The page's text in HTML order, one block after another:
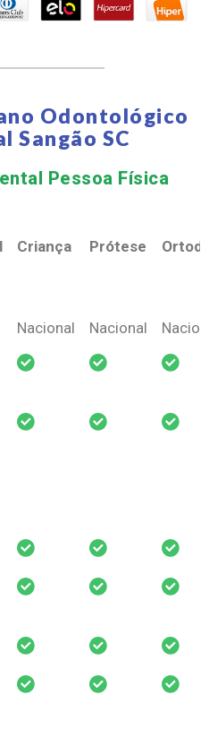
Odontológico
Sangão SC
Pessoa Física​
Criança Prótese
Criança Prótese
Nacional Nacional